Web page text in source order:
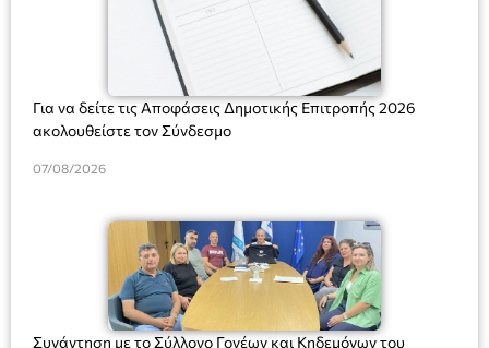
Για να δείτε τις Αποφάσεις Δημοτικής Επιτροπής 2026
ακολουθείστε τον Σύνδεσμο
07/08/2026
Συνάντηση με το Σύλλογο Γονέων και Κηδεμόνων του